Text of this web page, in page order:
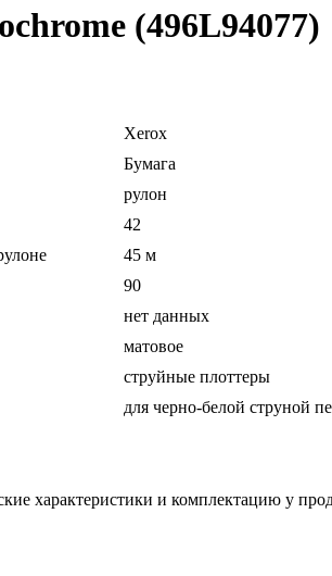
(496L94077)
Xerox
Бумага
рулон
42
45 м
90
нет данных
матовое
струйные плоттеры
для черно-белой струной
характеристики и комплектацию у